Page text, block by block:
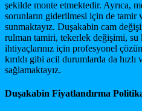
şekilde monte etmektedir. Ayrıca,
sorunların giderilmesi için de tamir
sunmaktayız. Duşakabin cam
rulman tamiri, tekerlek değişimi, su
ihtiyaçlarınız için profesyonel
kırıldı gibi acil durumlarda da
sağlamaktayız.
Duşakabin Fiyatlandırma